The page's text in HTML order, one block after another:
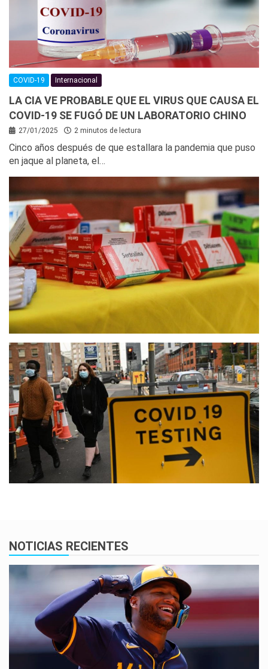
COVID-19 Internacional
LA CIA VE PROBABLE QUE EL VIRUS QUE CAUSA EL
COVID-19 SE FUGÓ DE UN LABORATORIO CHINO
27/01/2025 2 minutos de lectura
Cinco años después de que estallara la pandemia que puso
en jaque al planeta, el…
NOTICIAS RECIENTES